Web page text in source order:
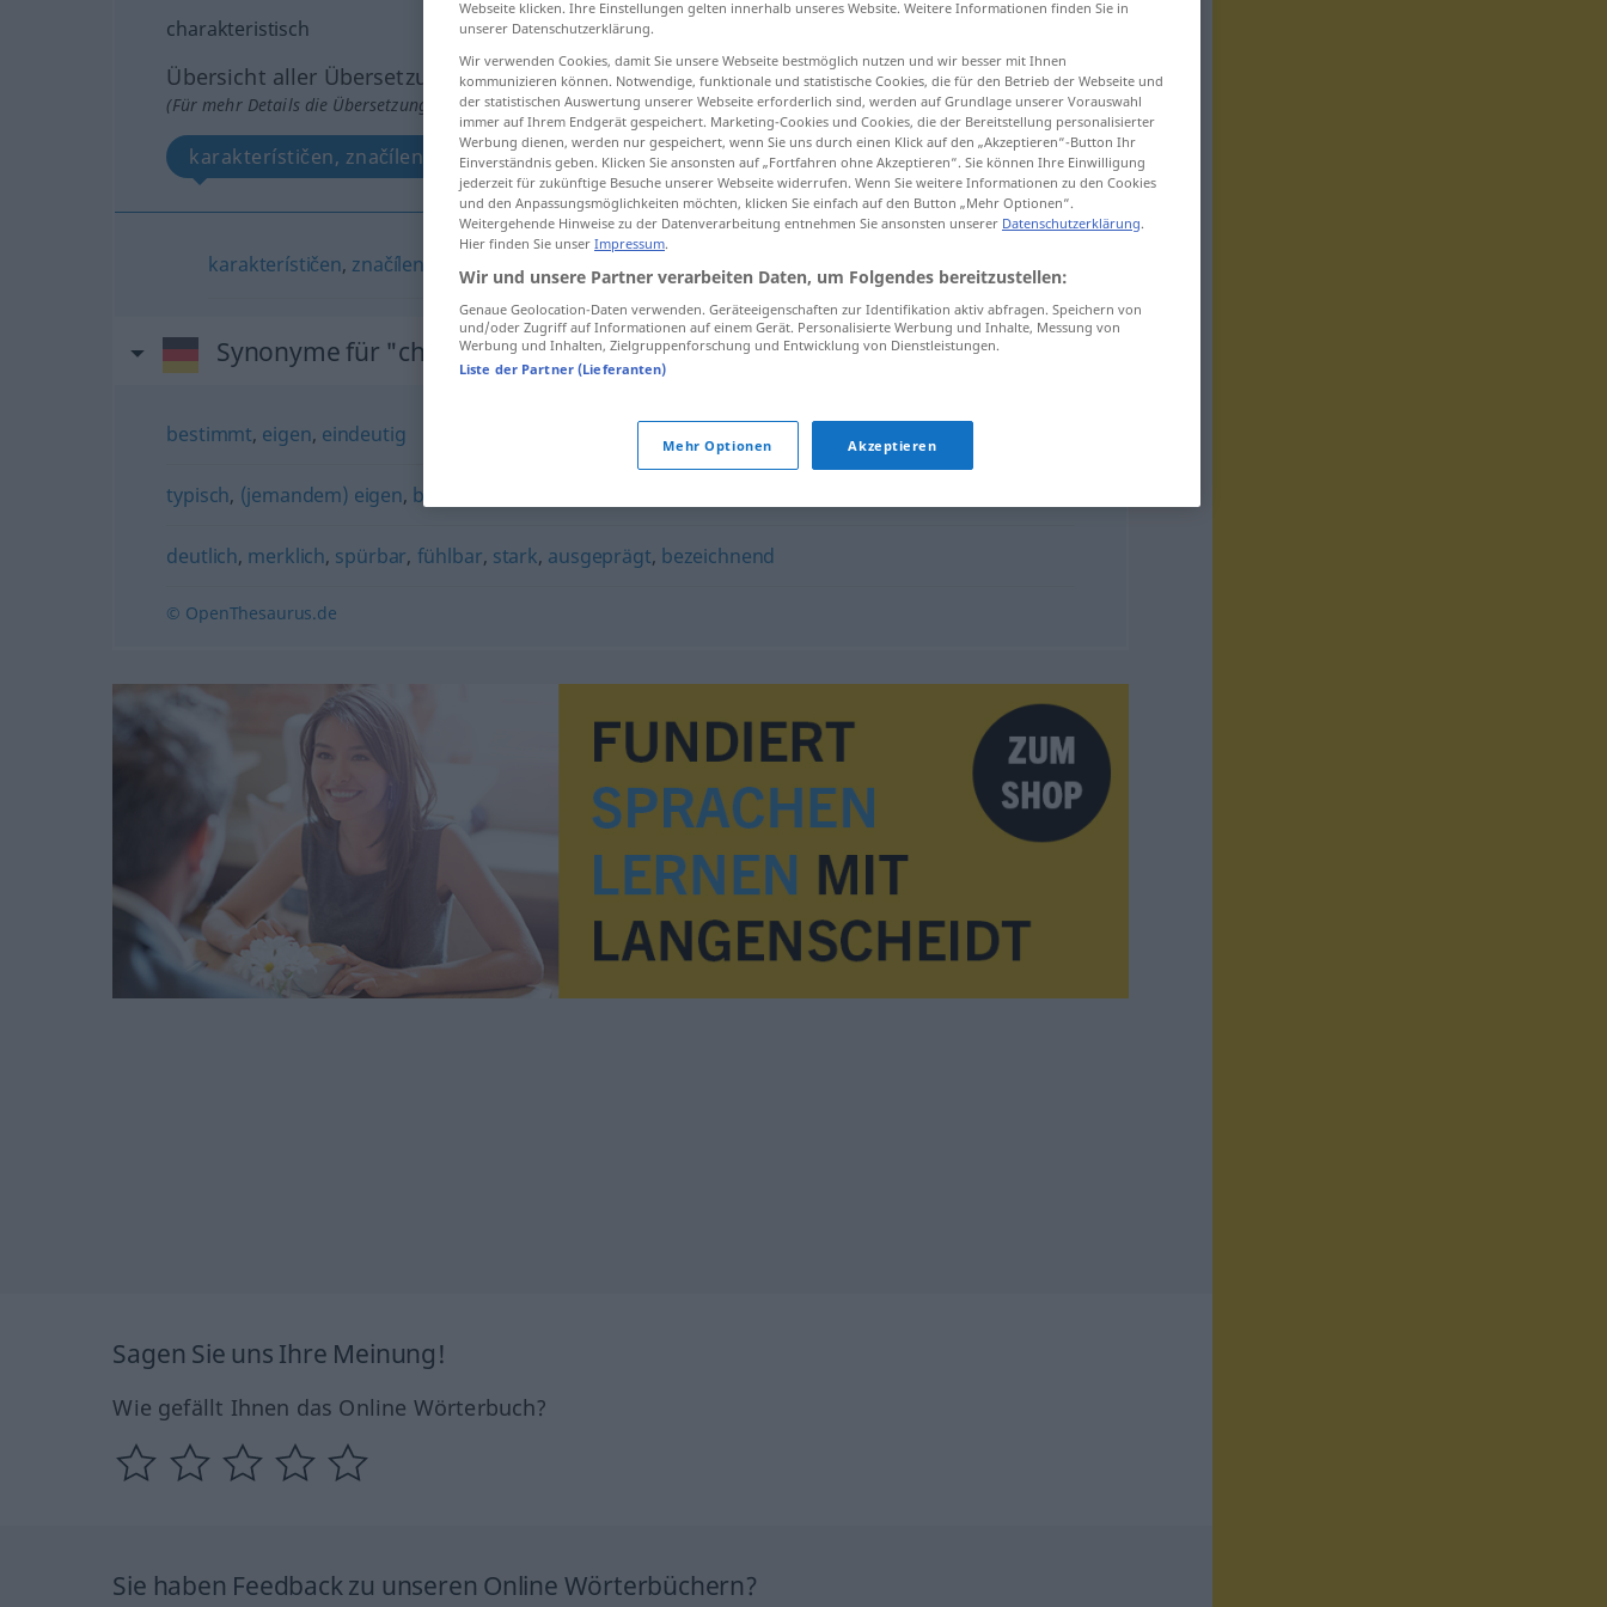
charakteristisch
Übersicht aller Übersetzungen
(Für mehr Details die Übersetzung anklicken/antippen)
karakterístičen, značílen
karakterístičen, značílen charakteristisch
Synonyme für "charakteristisch"
bestimmt, eigen, eindeutig
typisch, (jemandem) eigen, bemerkenswert
deutlich, merklich, spürbar, fühlbar, stark, ausgeprägt, bezeichnend
© OpenThesaurus.de
Sagen Sie uns Ihre Meinung!
Wie gefällt Ihnen das Online Wörterbuch?
Sie haben Feedback zu unseren Online Wörterbüchern?
Webseite klicken. Ihre Einstellungen gelten innerhalb unseres Website. Weitere Informationen finden Sie in
unserer Datenschutzerklärung.
Wir verwenden Cookies, damit Sie unsere Webseite bestmöglich nutzen und wir besser mit Ihnen
kommunizieren können. Notwendige, funktionale und statistische Cookies, die für den Betrieb der Webseite und
der statistischen Auswertung unserer Webseite erforderlich sind, werden auf Grundlage unserer Vorauswahl
immer auf Ihrem Endgerät gespeichert. Marketing-Cookies und Cookies, die der Bereitstellung personalisierter
Werbung dienen, werden nur gespeichert, wenn Sie uns durch einen Klick auf den „Akzeptieren“-Button Ihr
Einverständnis geben. Klicken Sie ansonsten auf „Fortfahren ohne Akzeptieren“. Sie können Ihre Einwilligung
jederzeit für zukünftige Besuche unserer Webseite widerrufen. Wenn Sie weitere Informationen zu den Cookies
und den Anpassungsmöglichkeiten möchten, klicken Sie einfach auf den Button „Mehr Optionen“.
Weitergehende Hinweise zu der Datenverarbeitung entnehmen Sie ansonsten unserer Datenschutzerklärung.
Hier finden Sie unser Impressum.
Wir und unsere Partner verarbeiten Daten, um Folgendes bereitzustellen:
Genaue Geolocation-Daten verwenden. Geräteeigenschaften zur Identifikation aktiv abfragen. Speichern von
und/oder Zugriff auf Informationen auf einem Gerät. Personalisierte Werbung und Inhalte, Messung von
Werbung und Inhalten, Zielgruppenforschung und Entwicklung von Dienstleistungen.
Liste der Partner (Lieferanten)
Mehr Optionen Akzeptieren